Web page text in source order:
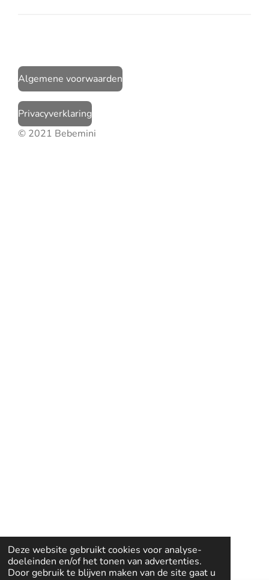
Deze website gebruikt cookies voor analyse-
doeleinden en/of het tonen van advertenties.
Door gebruik te blijven maken van de site gaat u
Algemene voorwaarden
Privacyverklaring
© 2021 Bebemini